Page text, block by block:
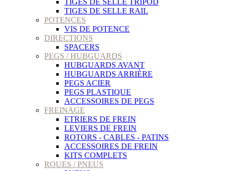
TIGES DE SELLE RAIL
POTENCES
VIS DE POTENCE
DIRECTIONS
SPACERS
PEGS / HUBGUARDS
HUBGUARDS AVANT
HUBGUARDS ARRIÈRE
PEGS ACIER
PEGS PLASTIQUE
ACCESSOIRES DE PEGS
FREINAGE
ETRIERS DE FREIN
LEVIERS DE FREIN
ROTORS - CABLES - PATINS
ACCESSOIRES DE FREIN
KITS COMPLETS
ROUES / PNEUS